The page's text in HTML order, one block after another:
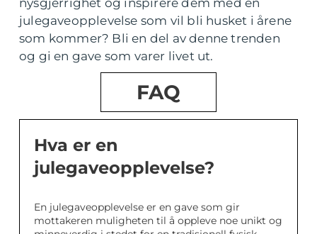
nysgjerrighet og inspirere dem med en
julegaveopplevelse som vil bli husket i årene
som kommer? Bli en del av denne trenden
og gi en gave som varer livet ut.
FAQ
Hva er en
julegaveopplevelse?
En julegaveopplevelse er en gave som gir
mottakeren muligheten til å oppleve noe unikt og